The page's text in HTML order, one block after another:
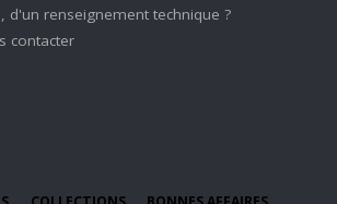
d'un renseignement technique ?
contacter